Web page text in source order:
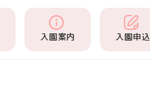
入園案内 入園申込